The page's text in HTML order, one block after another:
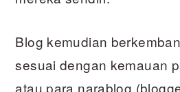
Blog kemudian
sesuai dengan kemauan
atau para narablog